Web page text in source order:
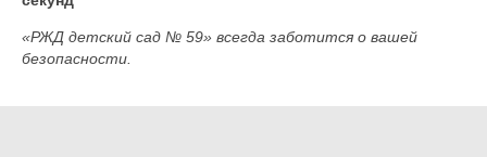
«РЖД детский сад № 59» всегда заботится о вашей
безопасности.